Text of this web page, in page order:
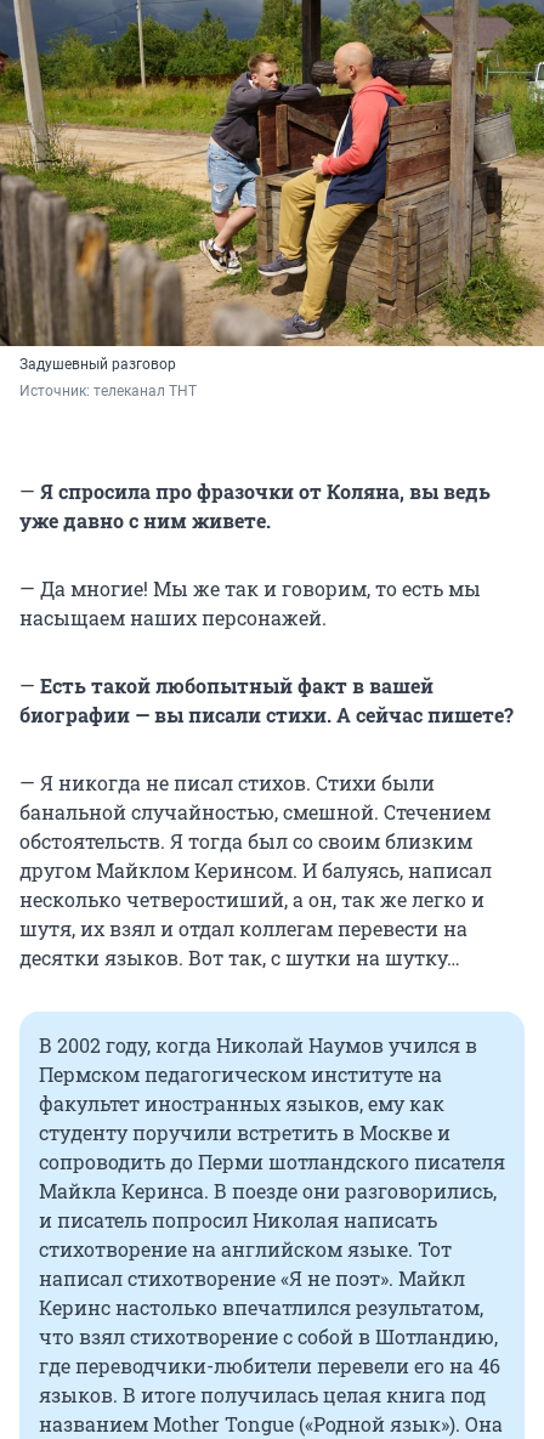
Задушевный разговор
Источник: телеканал ТНТ
— Я спросила про фразочки от Коляна, вы ведь
уже давно с ним живете.
— Да многие! Мы же так и говорим, то есть мы
насыщаем наших персонажей.
— Есть такой любопытный факт в вашей
биографии — вы писали стихи. А сейчас пишете?
— Я никогда не писал стихов. Стихи были
банальной случайностью, смешной. Стечением
обстоятельств. Я тогда был со своим близким
другом Майклом Керинсом. И балуясь, написал
несколько четверостиший, а он, так же легко и
шутя, их взял и отдал коллегам перевести на
десятки языков. Вот так, с шутки на шутку…
В 2002 году, когда Николай Наумов учился в
Пермском педагогическом институте на
факультет иностранных языков, ему как
студенту поручили встретить в Москве и
сопроводить до Перми шотландского писателя
Майкла Керинса. В поезде они разговорились,
и писатель попросил Николая написать
стихотворение на английском языке. Тот
написал стихотворение «Я не поэт». Майкл
Керинс настолько впечатлился результатом,
что взял стихотворение с собой в Шотландию,
где переводчики-любители перевели его на 46
языков. В итоге получилась целая книга под
названием Mother Tongue («Родной язык»). Она